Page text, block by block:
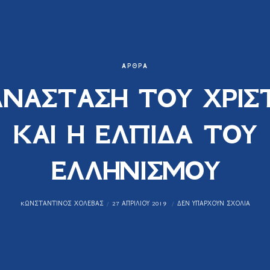
ΆΡΘΡΑ
ΤΟΥ
ΚΑΙ Η ΕΛΠΙΔΑ ΤΟΥ
ΕΛΛΗΝΙΣΜΟΥ
KΩΝΣΤΑΝΤΊΝΟΣ ΧΟΛΈΒΑΣ 27 ΑΠΡΙΛΊΟΥ 2019 ΔΕΝ ΥΠΆΡΧΟΥΝ ΣΧΌΛΙΑ